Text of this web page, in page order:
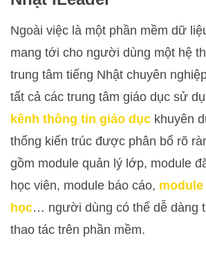
Ngoài việc là một phần mềm dữ
mang tới cho người dùng một hệ
trung tâm tiếng Nhật chuyên
tất cả các trung tâm giáo dục sử
kênh thông tin giáo dục khuyên
thống kiến trúc được phân bổ rõ
gồm module quản lý lớp, module
học viên, module báo cáo,
học… người dùng có thể dễ dàng
thao tác trên phần mềm.